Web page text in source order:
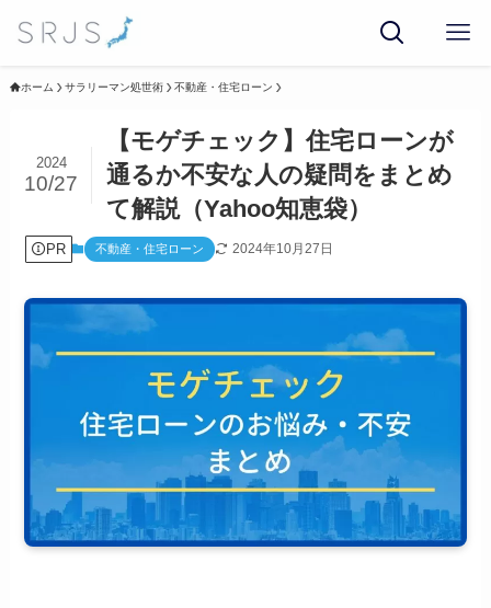
ホーム サラリーマン処世術 不動産・住宅ローン
【モゲチェック】住宅ローンが
通るか不安な人の疑問をまとめ
て解説（Yahoo知恵袋）
2024
10/27
PR 不動産・住宅ローン 2024年10月27日